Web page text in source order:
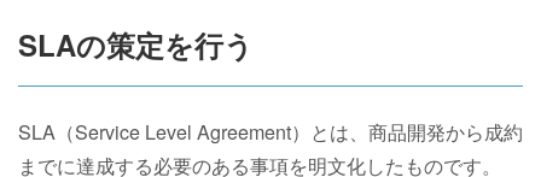
SLAの策定を行う
SLA（Service Level Agreement）とは、商品開発から成約
までに達成する必要のある事項を明文化したものです。